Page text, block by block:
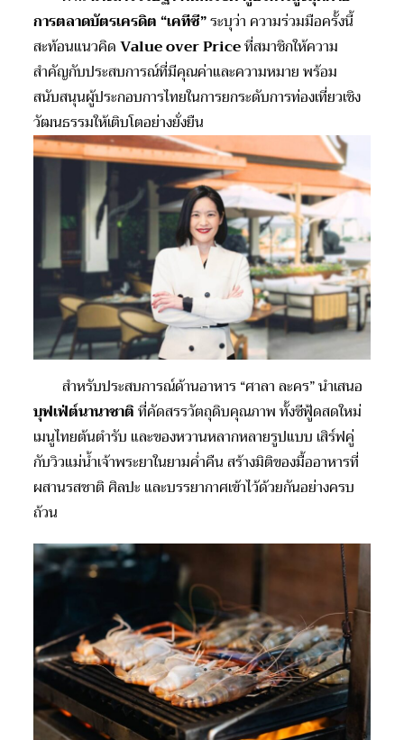
การตลาดบัตรเครดิต “เคทีซี”ระบุว่า ความร่วมมือครั้งนี้
สะท้อนแนวคิดValue over Priceที่สมาชิกให้ความ
สำคัญกับประสบการณ์ที่มีคุณค่าและความหมาย พร้อม
สนับสนุนผู้ประกอบการไทยในการยกระดับการท่องเที่ยวเชิง
วัฒนธรรมให้เติบโตอย่างยั่งยืน
สำหรับประสบการณ์ด้านอาหาร “ศาลา ละคร” นำเสนอ
บุฟเฟ่ต์นานาชาติที่คัดสรรวัตถุดิบคุณภาพ ทั้งซีฟู้ดสดใหม่
เมนูไทยต้นตำรับ และของหวานหลากหลายรูปแบบ เสิร์ฟคู่
กับวิวแม่น้ำเจ้าพระยาในยามค่ำคืน สร้างมิติของมื้ออาหารที่
ผสานรสชาติ ศิลปะ และบรรยากาศเข้าไว้ด้วยกันอย่างครบ
ถ้วน